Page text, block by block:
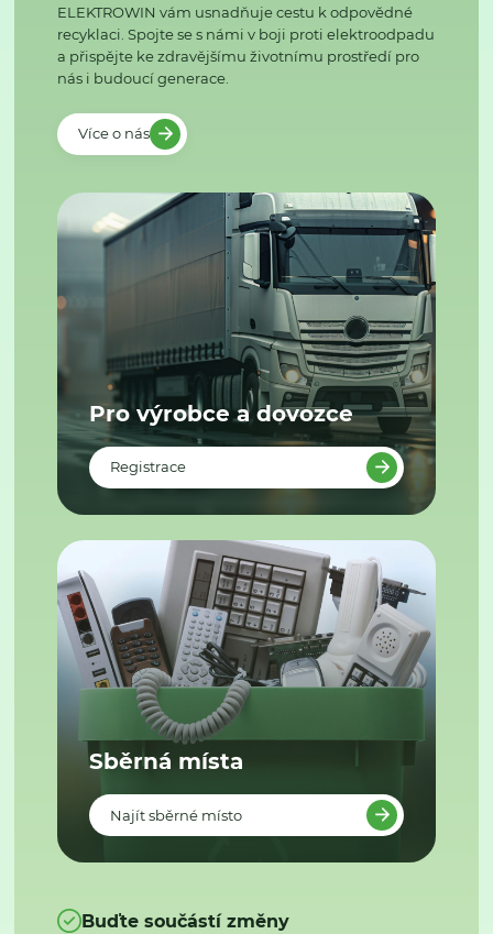
ELEKTROWIN vám usnadňuje cestu k odpovědné
recyklaci. Spojte se s námi v boji proti elektroodpadu
a přispějte ke zdravějšímu životnímu prostředí pro
nás i budoucí generace.
Více o nás
Pro výrobce a dovozce
Registrace
Sběrná místa
Najít sběrné místo
Buďte součástí změny